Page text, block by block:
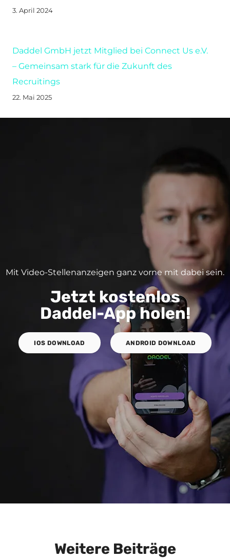
3. April 2024
Daddel GmbH jetzt Mitglied bei Connect Us e.V.
– Gemeinsam stark für die Zukunft des
Recruitings
22. Mai 2025
Mit Video-Stellenanzeigen ganz vorne mit dabei sein.
Jetzt kostenlos
Daddel-App holen!
IOS DOWNLOAD ANDROID DOWNLOAD
Weitere Beiträge